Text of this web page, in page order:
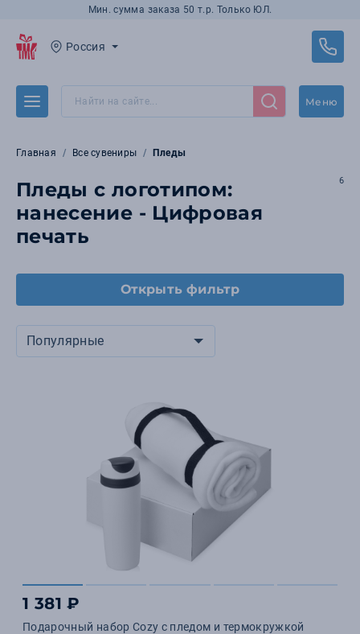
Мин. сумма заказа 50 т.р. Только ЮЛ.
Россия
Меню
Главная Все сувениры Пледы
Пледы с логотипом:
нанесение - Цифровая
печать
6
Открыть фильтр
Популярные
1 381 ₽
Подарочный набор Cozy с пледом и термокружкой